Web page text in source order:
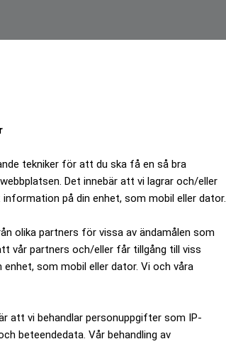
tekniker för att du ska få en så bra
Det innebär att vi lagrar och/eller
på din enhet, som mobil eller dator.
olika partners för vissa av ändamålen som
vår partners och/eller får tillgång till viss
som mobil eller dator. Vi och våra
att vi behandlar personuppgifter som IP-
beteendedata. Vår behandling av